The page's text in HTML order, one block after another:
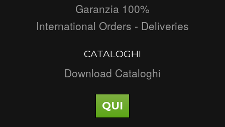
Garanzia 100%
International Orders - Deliveries
CATALOGHI
Download Cataloghi
QUI